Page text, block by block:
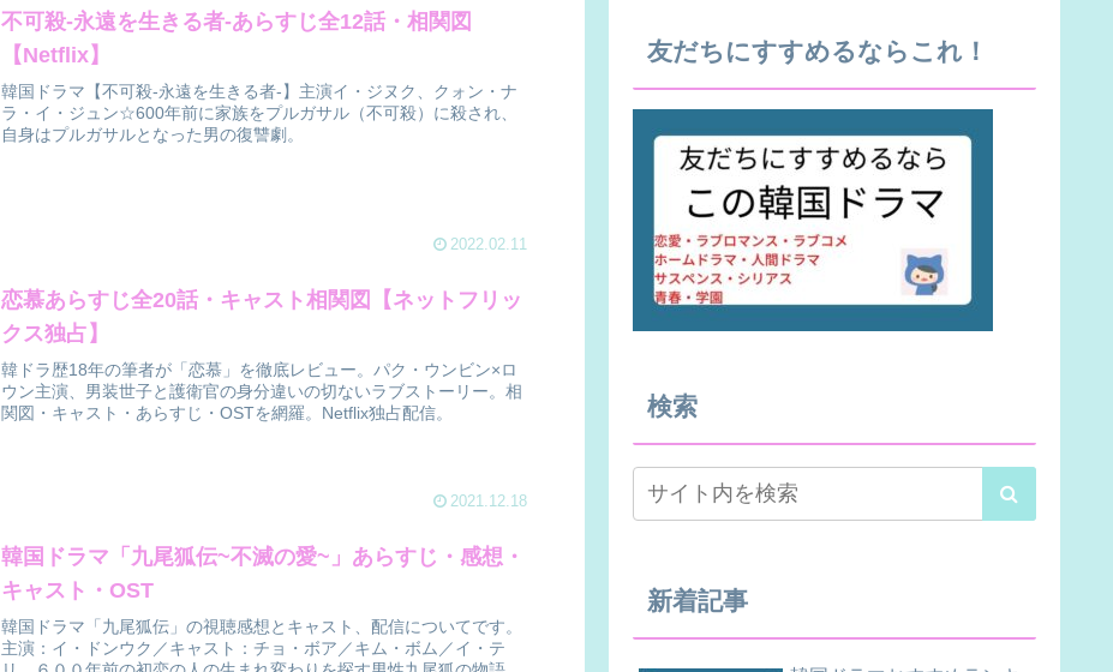
不可殺-永遠を生きる者-あらすじ全12話・相関図
【Netflix】
韓国ドラマ【不可殺-永遠を生きる者-】主演イ・ジヌク、クォン・ナ
ラ・イ・ジュン☆600年前に家族をプルガサル（不可殺）に殺され、
自身はプルガサルとなった男の復讐劇。
2022.02.11
恋慕あらすじ全20話・キャスト相関図【ネットフリッ
クス独占】
韓ドラ歴18年の筆者が「恋慕」を徹底レビュー。パク・ウンビン×ロ
ウン主演、男装世子と護衛官の身分違いの切ないラブストーリー。相
関図・キャスト・あらすじ・OSTを網羅。Netflix独占配信。
2021.12.18
韓国ドラマ「九尾狐伝~不滅の愛~」あらすじ・感想・
キャスト・OST
韓国ドラマ「九尾狐伝」の視聴感想とキャスト、配信についてです。
主演：イ・ドンウク／キャスト：チョ・ボア／キム・ボム／イ・テ
友だちにすすめるならこれ！
検索
新着記事